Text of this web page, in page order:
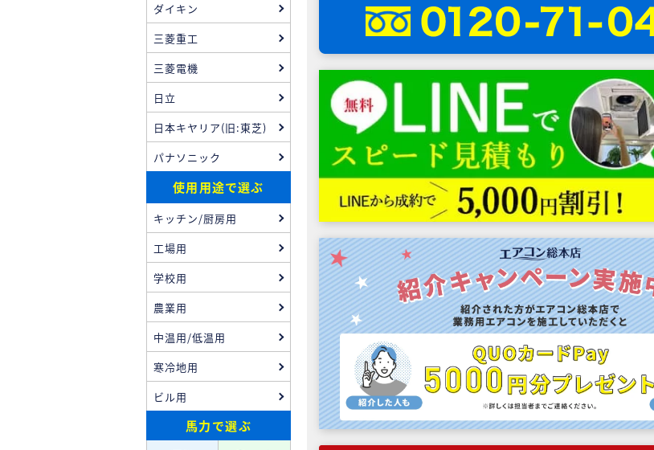
ダイキン
三菱重工
三菱電機
日立
日本キヤリア(旧:東芝)
パナソニック
使用用途で選ぶ
キッチン/厨房用
工場用
学校用
農業用
中温用/低温用
寒冷地用
ビル用
馬力で選ぶ